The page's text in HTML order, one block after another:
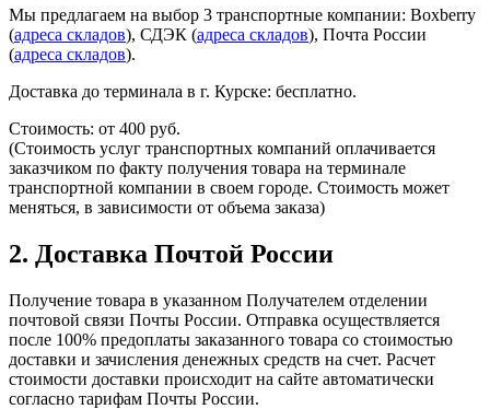
Мы предлагаем на выбор 3 транспортные компании: Boxberry
(адреса складов), СДЭК (адреса складов), Почта России
(адреса складов).
Доставка до терминала в г. Курске: бесплатно.​
Стоимость: от 400 руб.
(Стоимость услуг транспортных компаний оплачивается
заказчиком по факту получения товара на терминале
транспортной компании в своем городе. Стоимость может
меняться, в зависимости от объема заказа)
2. Доставка Почтой России
Получение товара в указанном Получателем отделении
почтовой связи Почты России. Отправка осуществляется
после 100% предоплаты заказанного товара со стоимостью
доставки и зачисления денежных средств на счет. Расчет
стоимости доставки происходит на сайте автоматически
согласно тарифам Почты России.